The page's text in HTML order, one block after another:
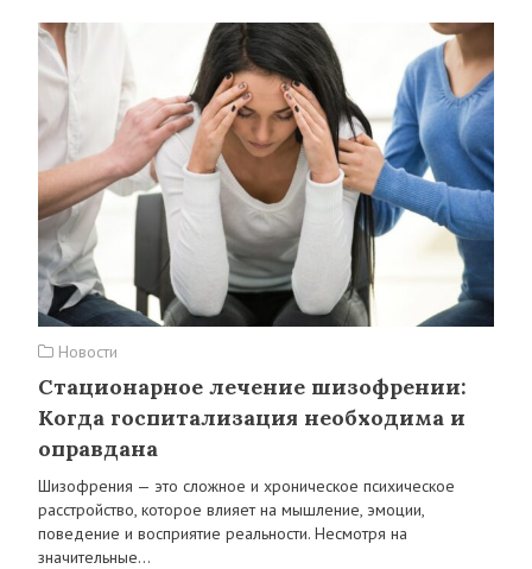
Новости
Стационарное лечение шизофрении:
Когда госпитализация необходима и
оправдана
Шизофрения — это сложное и хроническое психическое
расстройство, которое влияет на мышление, эмоции,
поведение и восприятие реальности. Несмотря на
значительные…